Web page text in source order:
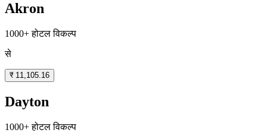
Akron
1000+ होटल विकल्प
से
₹ 11,105.16
Dayton
1000+ होटल विकल्प